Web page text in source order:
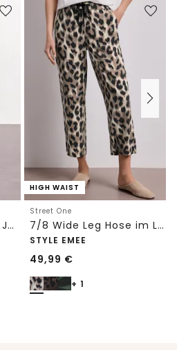
High Waist Barrel Leg Jeans im Loose Fit
HIGH WAIST
Street One
7/8 Wide Leg Hose im Loose Fit mit Print
STYLE EMEE
49,99 €
+ 1